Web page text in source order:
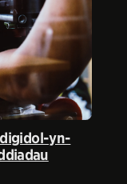
yn-